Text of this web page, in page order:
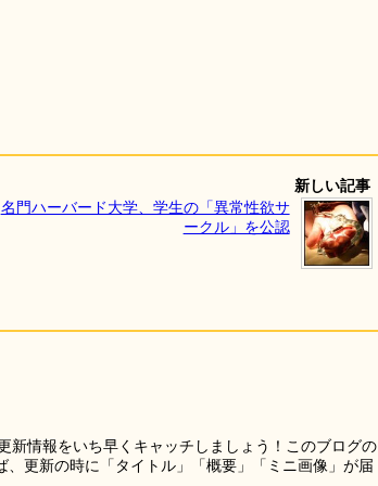
新しい記事
名門ハーバード大学、学生の「異常性欲サ
ークル」を公認
新情報をいち早くキャッチしましょう！このブログの
、更新の時に「タイトル」「概要」「ミニ画像」が届